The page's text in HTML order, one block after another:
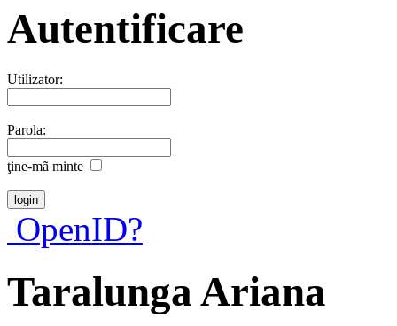
Autentificare
Utilizator:
Parola:
ţine-mã minte
OpenID?
Taralunga Ariana